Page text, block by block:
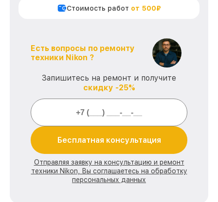
Стоимость работ от 500₽
Есть вопросы по ремонту
техники Nikon ?
Запишитесь на ремонт и получите
скидку -25%
Бесплатная консультация
Отправляя заявку на консультацию и ремонт
техники Nikon, Вы соглашаетесь на обработку
персональных данных